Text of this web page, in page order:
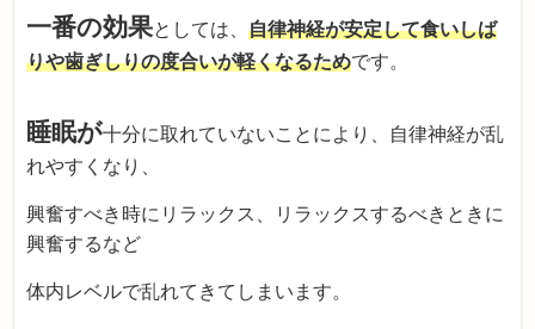
一番の効果としては、自律神経が安定して食いしば
りや歯ぎしりの度合いが軽くなるためです。
睡眠が十分に取れていないことにより、自律神経が乱
れやすくなり、
興奮すべき時にリラックス、リラックスするべきときに
興奮するなど
体内レベルで乱れてきてしまいます。